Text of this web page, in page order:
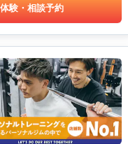
体験・相談予約